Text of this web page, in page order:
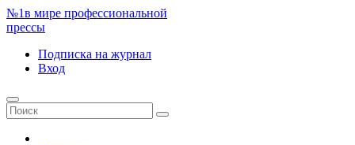
№1в мире профессиональной
прессы
Подписка на журнал
Вход